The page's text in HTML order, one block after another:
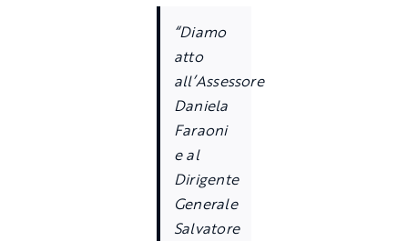
“Diamo
atto
all’Assessore
Daniela
Faraoni
e al
Dirigente
Generale
Salvatore